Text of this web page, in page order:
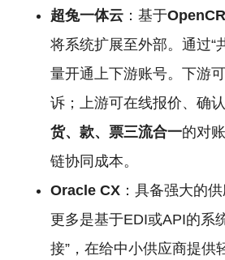
超兔一体云 ：基于
将系统扩展至外部。通过“
量开通上下游账号。下游
诉；上游可在线报价、确
货、款、票三流合一的对
链协同成本。
Oracle CX ：具备强大的
更多是基于EDI或API的系
接”，在给中小供应商提供